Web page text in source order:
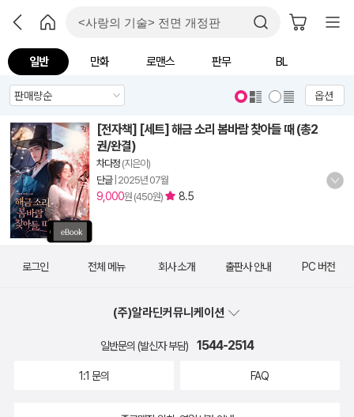
일반 만화 로맨스 판무 BL
옵션
[전자책] [세트] 해금 소리 봄바람 찾아들 때 (총2
권/완결)
차다정 (지은이)
단글| 2025년 07월
9,000원 (450원) 8.5
로그인 전체 메뉴 회사 소개 출판사 안내 PC 버전
(주)알라딘커뮤니케이션
일반문의 (발신자 부담) 1544-2514
1:1 문의 FAQ